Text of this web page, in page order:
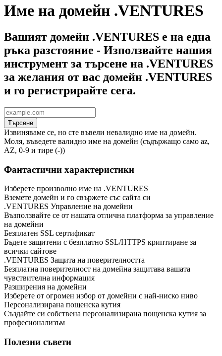
Име на домейн .VENTURES
Вашият домейн .VENTURES е на една
ръка разстояние - Използвайте нашия
инструмент за търсене на .VENTURES
за желания от вас домейн .VENTURES
и го регистрирайте сега.
Търсене
Извиняваме се, но сте въвели невалидно име на домейн.
Моля, въведете валидно име на домейн (съдържащо само az,
AZ, 0-9 и тире (-))
Фантастични характеристики
Изберете произволно име на .VENTURES
Вземете домейн и го свържете със сайта си
.VENTURES Управление на домейни
Възползвайте се от нашата отлична платформа за управление
на домейни
Безплатен SSL сертификат
Бъдете защитени с безплатно SSL/HTTPS криптиране за
всички сайтове
.VENTURES Защита на поверителността
Безплатна поверителност на домейна защитава вашата
чувствителна информация
Разширения на домейни
Изберете от огромен избор от домейни с най-ниско ниво
Персонализирана пощенска кутия
Създайте си собствена персонализирана пощенска кутия за
професионализъм
Полезни съвети